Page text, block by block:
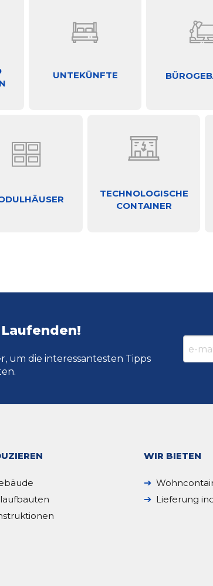
UNTEKÜNFTE
TECHNOLOGISCHE
CONTAINER
um die interessantesten Tipps
WIR BIETEN
Lieferung